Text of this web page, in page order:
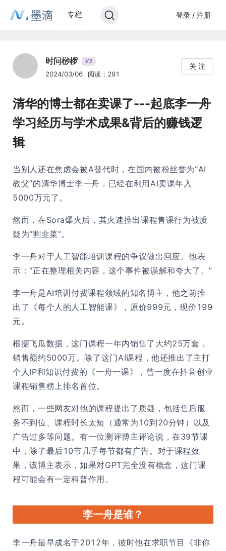
墨滴 专栏 登录 / 注册
时问桫椤 V2
2024/03/06 阅读：291
关 注
清华的博士都在卖课了---起底李一舟
学习经历与学术成果&背后的赚钱逻
辑
当别人还在焦虑会被A替代时，在国内被粉丝誉为“AI
教父”的清华博士李一舟，已经在利用AI卖课年入
5000万元了。
然而，在Sora爆火后，其火速推出课程售课行为被质
疑为“割韭菜”。
李一舟对于人工智能培训课程的争议做出回应。他表
示：“正在整理相关内容，这个事件被误解和夸大了。”
李一舟是AI培训付费课程领域的知名博主，他之前推
出了《每个人的人工智能课》，原价999元，现价199
元。
根据飞瓜数据，这门课程一年内销售了大约25万套，
销售额约5000万。除了这门AI课程，他还推出了主打
个人IP和知识付费的《一舟一课》，曾一度在抖音创业
课程销售榜上排名首位。
然而，一些网友对他的课程提出了质疑，包括售后服
务不到位、课程时长太短（通常为10到20分钟）以及
广告过多等问题。有一位测评博主评论说，在39节课
中，除了最后10节几乎每节都有广告。对于课程效
果，该博主表示，如果对GPT完全没有概念，这门课
程可能会有一定科普作用。
李一舟是谁？
李一舟最早成名于2012年，彼时他在求职节目《非你